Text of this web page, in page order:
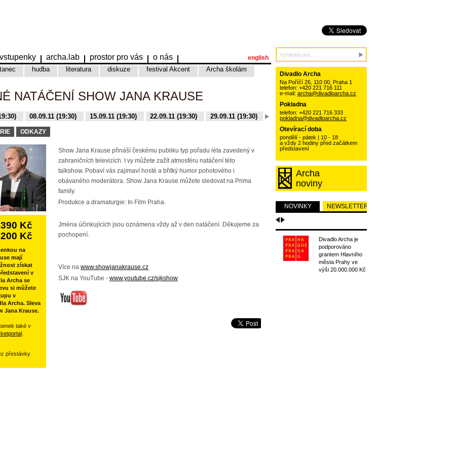
vstupenky archa.lab prostor pro vás o nás
tanec hudba literatura diskuze festival Akcent Archa školám
english
NATÁČENÍ SHOW JANA KRAUSE
08.09.11 (19:30) 15.09.11 (19:30) 22.09.11 (19:30) 29.09.11 (19:30) 06.10.11 (19:30) 13.10.11 (19:30)
16.11.15 (19:30) 01.09.11 (19:30)
ODKAZY
Show Jana Krause přináší českému publiku typ pořadu léta zavedený v
zahraničních televizích. I vy můžete zažít atmosféru natáčení této
talkshow. Pobaví vás zajímaví hosté a břitký humor pohotového i
obávaného moderátora. Show Jana Krause můžete sledovat na Prima
family.
Produkce a dramaturgie: In Film Praha.
Jména účinkujících jsou oznámena vždy až v den natáčení. Děkujeme za
pochopení.
Více na www.showjanakrause.cz
SJK na YouTube - www.youtube.cz/sjkshow
390 Kč
200 Kč
na
mají
získat
v
Archa se
si můžete
v
Archa. Sleva
Jana Krause.
také v
přestávky
Divadlo Archa
Na Poříčí 26, 110 00, Praha 1
telefon: +420 221 716 111
e-mail: archa@divadloarcha.cz
Pokladna
telefon: +420 221 716 333
pokladna@divadloarcha.cz
Otevírací doba
pondělí - pátek | 10 - 18
a vždy 2 hodiny před začátkem
představení
Archa
noviny
NOVINKY NEWSLETTER
Divadlo Archa je
podporováno
grantem Hlavního
města Prahy ve
výši 20.000.000 Kč